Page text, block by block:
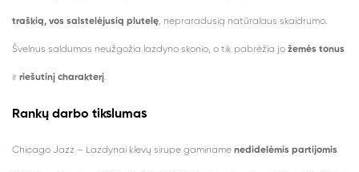
traškią, vos salstelėjusią plutelę, nepraradusią natūralaus skaidrumo.
Švelnus saldumas neužgožia lazdyno skonio, o tik pabrėžia jo žemės tonus
ir riešutinį charakterį.
Rankų darbo tikslumas
Chicago Jazz – Lazdynai klevų sirupe gaminame nedidelėmis partijomis